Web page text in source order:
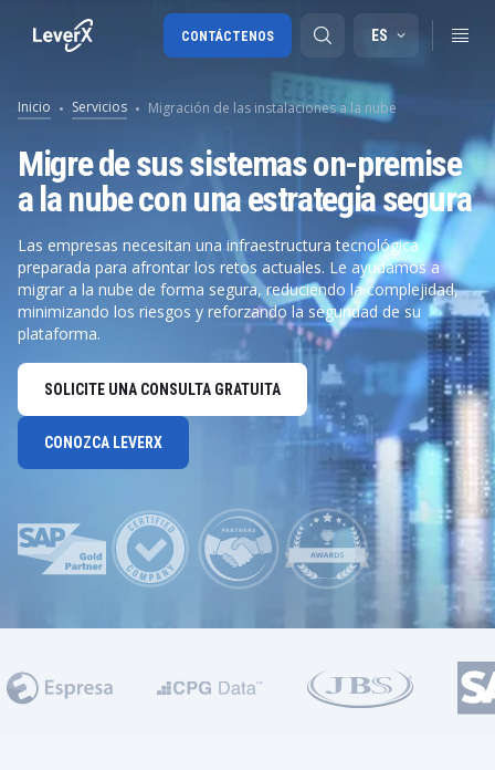
Migración a SAP S/4HANA
RISE with SAP
Cadena de Suministro Digital
ES
CONTÁCTENOS
Inicio Servicios Migración de las instalaciones a la nube
Migre de sus sistemas on-premise
a la nube con una estrategia segura
Las empresas necesitan una infraestructura tecnológica
preparada para afrontar los retos actuales. Le ayudamos a
migrar a la nube de forma segura, reduciendo la complejidad,
minimizando los riesgos y reforzando la seguridad de su
plataforma.
SOLICITE UNA CONSULTA GRATUITA
CONOZCA LEVERX